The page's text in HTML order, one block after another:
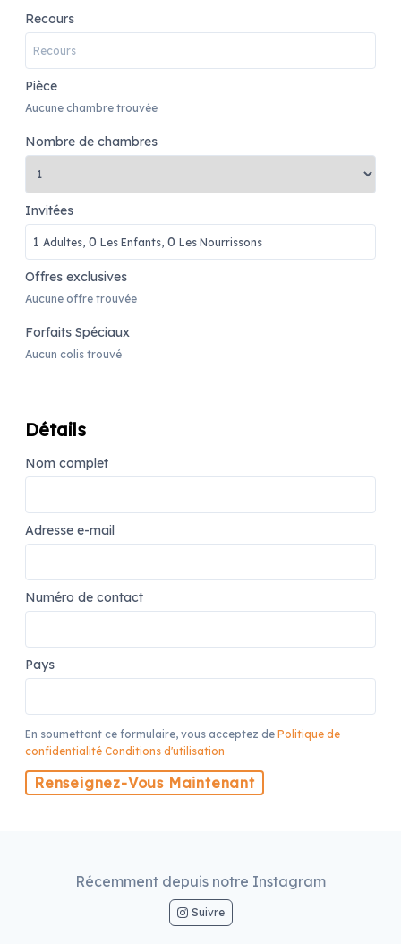
Recours
Pièce
Aucune chambre trouvée
Nombre de chambres
Invitées
1 Adultes, 0 Les Enfants, 0 Les Nourrissons
Offres exclusives
Aucune offre trouvée
Forfaits Spéciaux
Aucun colis trouvé
Détails
Nom complet
Adresse e-mail
Numéro de contact
Pays
En soumettant ce formulaire, vous acceptez de Politique de
confidentialité Conditions d'utilisation
Renseignez-Vous Maintenant
Récemment depuis notre Instagram
Suivre